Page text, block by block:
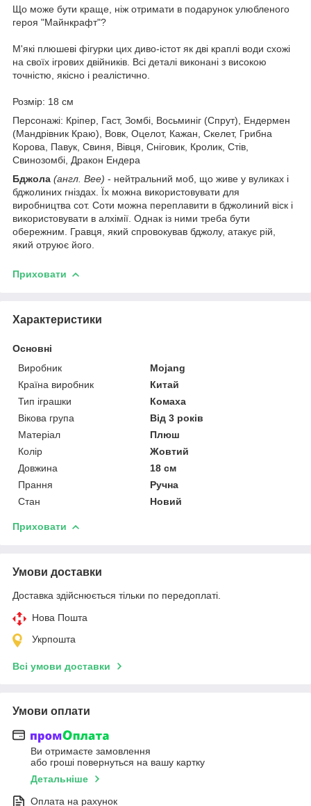
Що може бути краще, ніж отримати в подарунок улюбленого
героя "Майнкрафт"?
М'які плюшеві фігурки цих диво-істот як дві краплі води схожі
на своїх ігрових двійників. Всі деталі виконані з високою
точністю, якісно і реалістично.
Розмір: 18 см
Персонажі: Кріпер, Гаст, Зомбі, Восьминіг (Спрут), Ендермен
(Мандрівник Краю), Вовк, Оцелот, Кажан, Скелет, Грибна
Корова, Павук, Свиня, Вівця, Сніговик, Кролик, Стів,
Свинозомбі, Дракон Ендера
Бджола (англ. Bee) - нейтральний моб, що живе у вуликах і
бджолиних гніздах. Їх можна використовувати для
виробництва сот. Соти можна переплавити в бджолиний віск і
використовувати в алхімії. Однак із ними треба бути
обережним. Гравця, який спровокував бджолу, атакує рій,
який отруює його.
Приховати
Характеристики
Основні
Виробник
Mojang
Країна виробник
Китай
Тип іграшки
Комаха
Вікова група
Від 3 років
Матеріал
Плюш
Колір
Жовтий
Довжина
18 см
Прання
Ручна
Стан
Новий
Приховати
Умови доставки
Доставка здійснюється тільки по передоплаті.
Нова Пошта
Укрпошта
Всі умови доставки
Умови оплати
Ви отримаєте замовлення
або гроші повернуться на вашу картку
Детальніше
Оплата на рахунок